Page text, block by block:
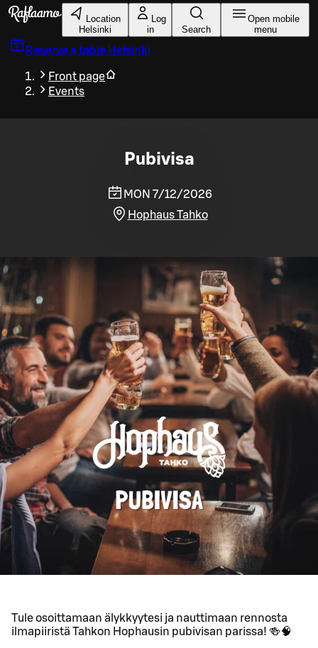
Skip to main content
Location
Helsinki
Log
in
Search
Open mobile
menu
Reserve a table Helsinki
Front page
Events
Pubivisa
MON 7/12/2026
Hophaus Tahko
Tule osoittamaan älykkyytesi ja nauttimaan rennosta
ilmapiiristä Tahkon Hophausin pubivisan parissa! 🍻🧠